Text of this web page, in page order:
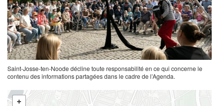
Saint-Josse-ten-Noode décline toute responsabilité en ce qui concerne le
contenu des informations partagées dans le cadre de l’Agenda.